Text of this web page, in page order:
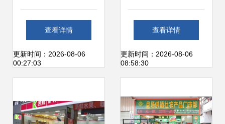
枚五十年代《维新
水果糖》糖纸的收
查看详情
更新时间：2026-08-06
00:27:03
以上精选果，新鲜
零售的甜蜜诱惑
查看详情
更新时间：2026-08-06
08:58:30